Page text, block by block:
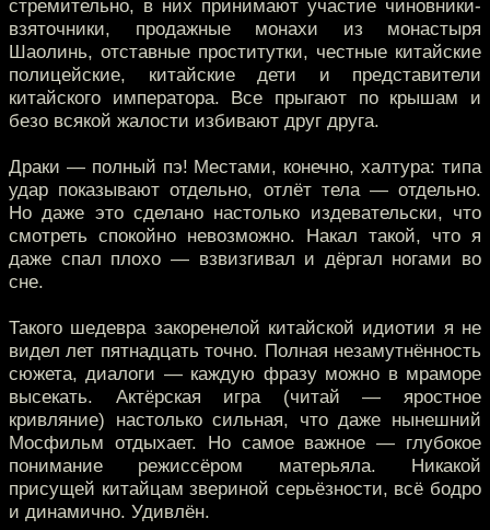
стремительно, в них принимают участие чиновники-
взяточники, продажные монахи из монастыря
Шаолинь, отставные проститутки, честные китайские
полицейские, китайские дети и представители
китайского императора. Все прыгают по крышам и
безо всякой жалости избивают друг друга.
Драки — полный пэ! Местами, конечно, халтура: типа
удар показывают отдельно, отлёт тела — отдельно.
Но даже это сделано настолько издевательски, что
смотреть спокойно невозможно. Накал такой, что я
даже спал плохо — взвизгивал и дёргал ногами во
сне.
Такого шедевра закоренелой китайской идиотии я не
видел лет пятнадцать точно. Полная незамутнённость
сюжета, диалоги — каждую фразу можно в мраморе
высекать. Актёрская игра (читай — яростное
кривляние) настолько сильная, что даже нынешний
Мосфильм отдыхает. Но самое важное — глубокое
понимание режиссёром матерьяла. Никакой
присущей китайцам звериной серьёзности, всё бодро
и динамично. Удивлён.